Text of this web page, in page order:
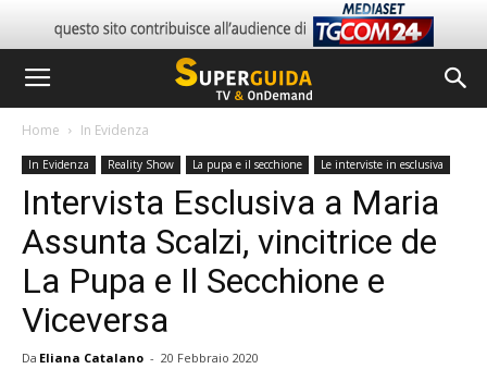
Home In Evidenza
In Evidenza Reality Show La pupa e il secchione Le interviste in esclusiva
Intervista Esclusiva a Maria
Assunta Scalzi, vincitrice de
La Pupa e Il Secchione e
Viceversa
Da Eliana Catalano - 20 Febbraio 2020